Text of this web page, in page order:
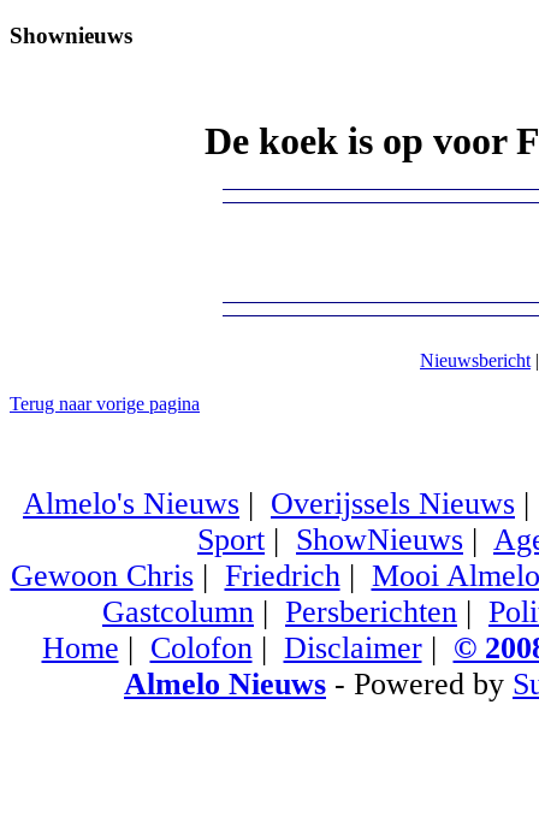
Shownieuws
De koek is op voor
Nieuwsbericht
Terug naar vorige pagina
Almelo's Nieuws | Overijssels Nieuws
Sport | ShowNieuws |
Gewoon Chris| Friedrich| Mooi Almelo
Gastcolumn | Persberichten |
Home | Colofon| Disclaimer| ©
Almelo Nieuws - Powered by